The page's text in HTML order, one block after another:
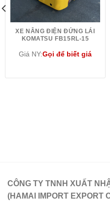
XE NÂNG ĐIỆN ĐỨNG LÁI
KOMATSU FB15RL-15
Giá NY:Gọi để biết giá
CÔNG TY TNNH XUẤT
(HAMAI IMPORT EXPORT